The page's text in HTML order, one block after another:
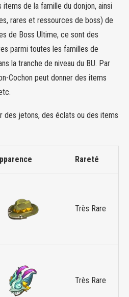
de la famille du donjon, ainsi
rares et ressources de boss) de
de Boss Ultime, ce sont des
parmi toutes les familles de
la tranche de niveau du BU. Par
Cochon peut donner des items
des jetons, des éclats ou des items
Rareté
Très Rare
Très Rare